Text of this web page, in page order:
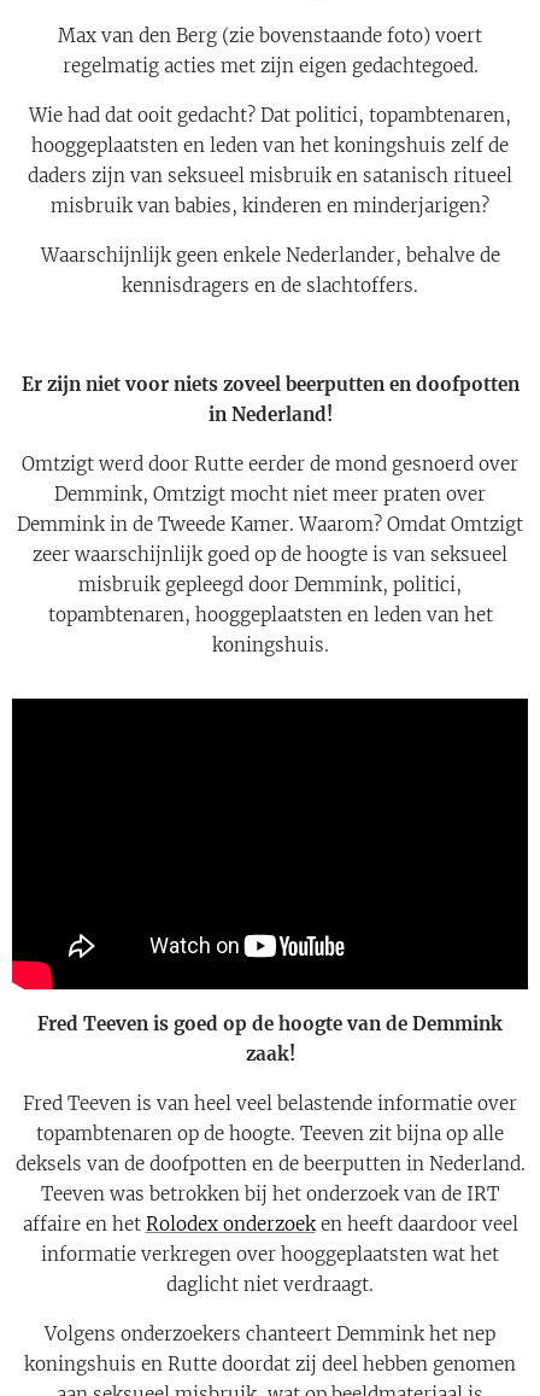
Max van den Berg (zie bovenstaande foto) voert
regelmatig acties met zijn eigen gedachtegoed.
Wie had dat ooit gedacht? Dat politici, topambtenaren,
hooggeplaatsten en leden van het koningshuis zelf de
daders zijn van seksueel misbruik en satanisch ritueel
misbruik van babies, kinderen en minderjarigen?
Waarschijnlijk geen enkele Nederlander, behalve de
kennisdragers en de slachtoffers.
Er zijn niet voor niets zoveel beerputten en doofpotten
in Nederland!
Omtzigt werd door Rutte eerder de mond gesnoerd over
Demmink, Omtzigt mocht niet meer praten over
Demmink in de Tweede Kamer. Waarom? Omdat Omtzigt
zeer waarschijnlijk goed op de hoogte is van seksueel
misbruik gepleegd door Demmink, politici,
topambtenaren, hooggeplaatsten en leden van het
koningshuis.
Fred Teeven is goed op de hoogte van de Demmink
zaak!
Fred Teeven is van heel veel belastende informatie over
topambtenaren op de hoogte. Teeven zit bijna op alle
deksels van de doofpotten en de beerputten in Nederland.
Teeven was betrokken bij het onderzoek van de IRT
affaire en het Rolodex onderzoeken heeft daardoor veel
informatie verkregen over hooggeplaatsten wat het
daglicht niet verdraagt.
Volgens onderzoekers chanteert Demmink het nep
koningshuis en Rutte doordat zij deel hebben genomen